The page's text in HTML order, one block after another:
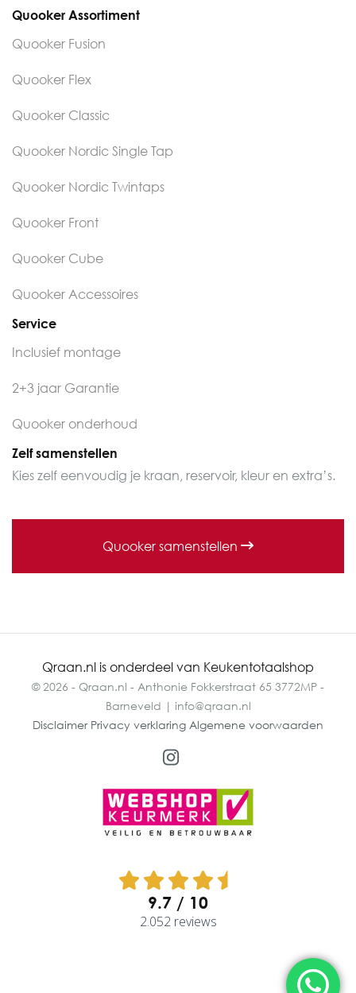
Quooker Assortiment
Quooker Fusion
Quooker Flex
Quooker Classic
Quooker Nordic Single Tap
Quooker Nordic Twintaps
Quooker Front
Quooker Cube
Quooker Accessoires
Service
Inclusief montage
2+3 jaar Garantie
Quooker onderhoud
Zelf samenstellen
Kies zelf eenvoudig je kraan, reservoir, kleur en extra’s.
Quooker samenstellen
Qraan.nl is onderdeel van Keukentotaalshop
© 2026 - Qraan.nl - Anthonie Fokkerstraat 65 3772MP -
Barneveld | info@qraan.nl
Disclaimer Privacy verklaring Algemene voorwaarden
9.7
2.052 reviews